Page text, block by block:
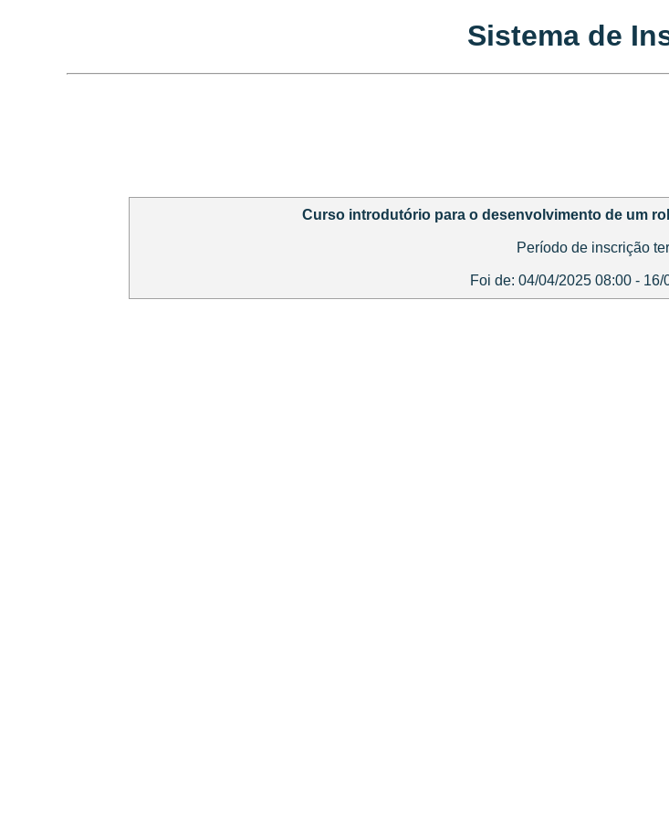
Sistema de
Curso introdutório para o desenvolvimento de um
Período de inscrição
Foi de: 04/04/2025 08:00 -